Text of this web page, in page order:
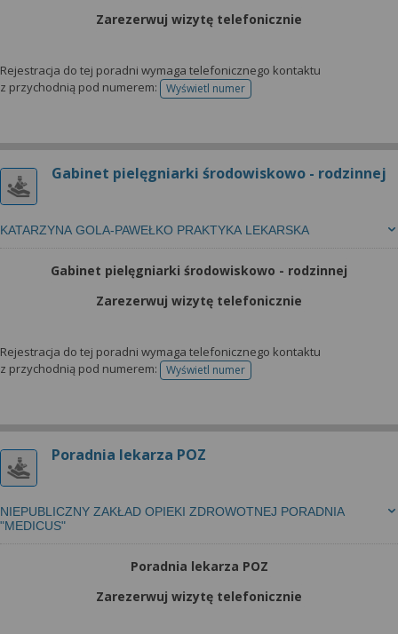
Zarezerwuj wizytę telefonicznie
Rejestracja do tej poradni wymaga telefonicznego kontaktu
z przychodnią pod numerem:
Wyświetl numertelefonu do rejestracji
Gabinet pielęgniarki środowiskowo - rodzinnej
KATARZYNA GOLA-PAWEŁKO PRAKTYKA LEKARSKA
Gabinet pielęgniarki środowiskowo - rodzinnej
Zarezerwuj wizytę telefonicznie
Rejestracja do tej poradni wymaga telefonicznego kontaktu
z przychodnią pod numerem:
Wyświetl numertelefonu do rejestracji
Poradnia lekarza POZ
NIEPUBLICZNY ZAKŁAD OPIEKI ZDROWOTNEJ PORADNIA
"MEDICUS"
Poradnia lekarza POZ
Zarezerwuj wizytę telefonicznie